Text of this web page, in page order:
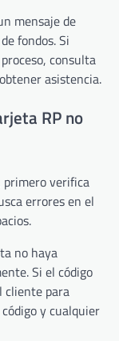
mensaje de
fondos. Si
consulta
asistencia.
RP no
primero verifica
errores en el
no haya
Si el código
cliente para
y cualquier